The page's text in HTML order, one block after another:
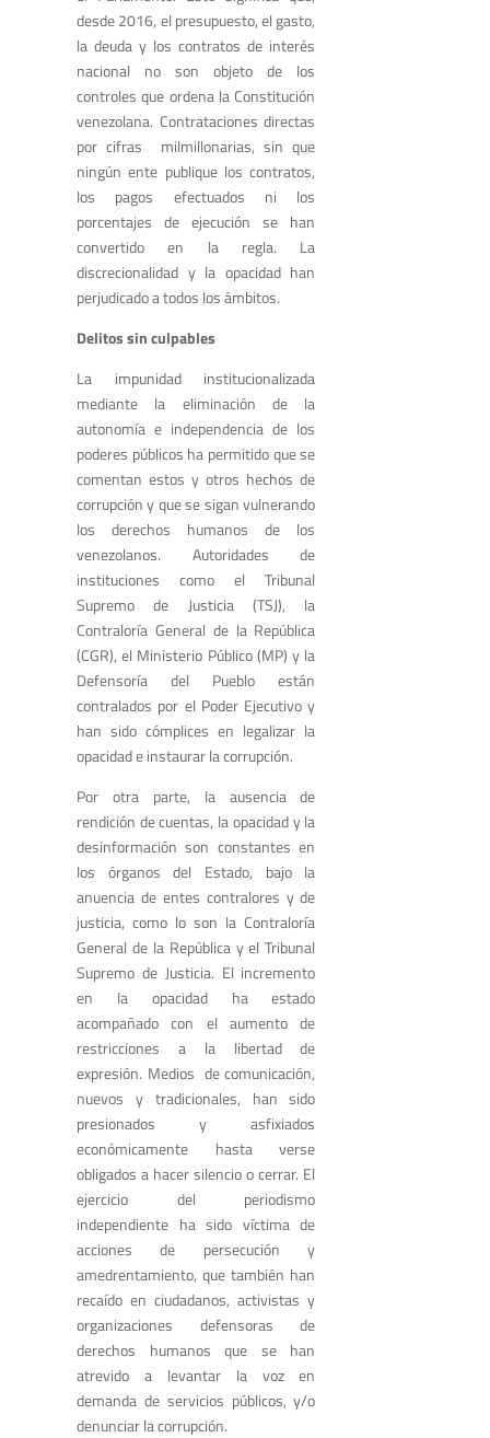
desde 2016, el presupuesto, el gasto,
la deuda y los contratos de interés
nacional no son objeto de los
controles que ordena la Constitución
venezolana. Contrataciones directas
por cifras milmillonarias, sin que
ningún ente publique los contratos,
los pagos efectuados ni los
porcentajes de ejecución se han
convertido en la regla. La
discrecionalidad y la opacidad han
perjudicado a todos los ámbitos.
Delitos sin culpables
La impunidad institucionalizada
mediante la eliminación de la
autonomía e independencia de los
poderes públicos ha permitido que se
comentan estos y otros hechos de
corrupción y que se sigan vulnerando
los derechos humanos de los
venezolanos. Autoridades de
instituciones como el Tribunal
Supremo de Justicia (TSJ), la
Contraloría General de la República
(CGR), el Ministerio Público (MP) y la
Defensoría del Pueblo están
contralados por el Poder Ejecutivo y
han sido cómplices en legalizar la
opacidad e instaurar la corrupción.
Por otra parte, la ausencia de
rendición de cuentas, la opacidad y la
desinformación son constantes en
los órganos del Estado, bajo la
anuencia de entes contralores y de
justicia, como lo son la Contraloría
General de la República y el Tribunal
Supremo de Justicia. El incremento
en la opacidad ha estado
acompañado con el aumento de
restricciones a la libertad de
expresión. Medios de comunicación,
nuevos y tradicionales, han sido
presionados y asfixiados
económicamente hasta verse
obligados a hacer silencio o cerrar. El
ejercicio del periodismo
independiente ha sido víctima de
acciones de persecución y
amedrentamiento, que también han
recaído en ciudadanos, activistas y
organizaciones defensoras de
derechos humanos que se han
atrevido a levantar la voz en
demanda de servicios públicos, y/o
denunciar la corrupción.